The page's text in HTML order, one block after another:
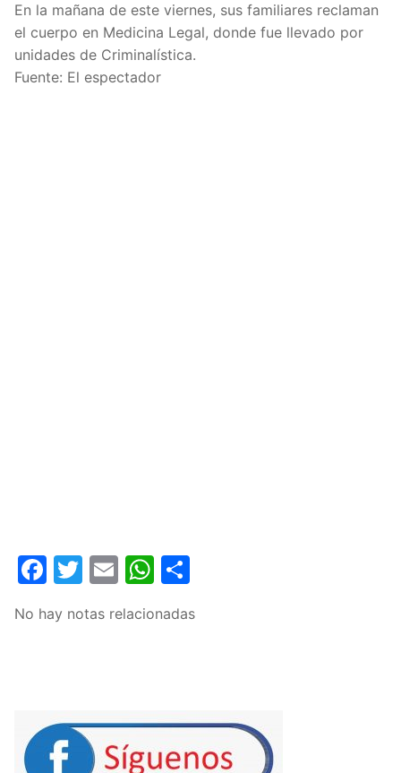
En la mañana de este viernes, sus familiares reclaman
el cuerpo en Medicina Legal, donde fue llevado por
unidades de Criminalística.
Fuente: El espectador
Facebook
Twitter
EmailWhatsApp
No hay notas relacionadas